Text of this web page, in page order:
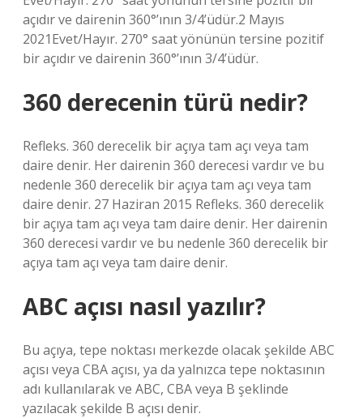
açıdır ve dairenin 360°’ının 3/4’üdür.2 Mayıs
2021Evet/Hayır. 270° saat yönünün tersine pozitif
bir açıdır ve dairenin 360°’ının 3/4’üdür.
360 derecenin türü nedir?
Refleks. 360 derecelik bir açıya tam açı veya tam
daire denir. Her dairenin 360 derecesi vardır ve bu
nedenle 360 ​​derecelik bir açıya tam açı veya tam
daire denir. 27 Haziran 2015 Refleks. 360 derecelik
bir açıya tam açı veya tam daire denir. Her dairenin
360 derecesi vardır ve bu nedenle 360 ​​derecelik bir
açıya tam açı veya tam daire denir.
ABC açısı nasıl yazılır?
Bu açıya, tepe noktası merkezde olacak şekilde ABC
açısı veya CBA açısı, ya da yalnızca tepe noktasının
adı kullanılarak ve ABC, CBA veya B şeklinde
yazılacak şekilde B açısı denir.